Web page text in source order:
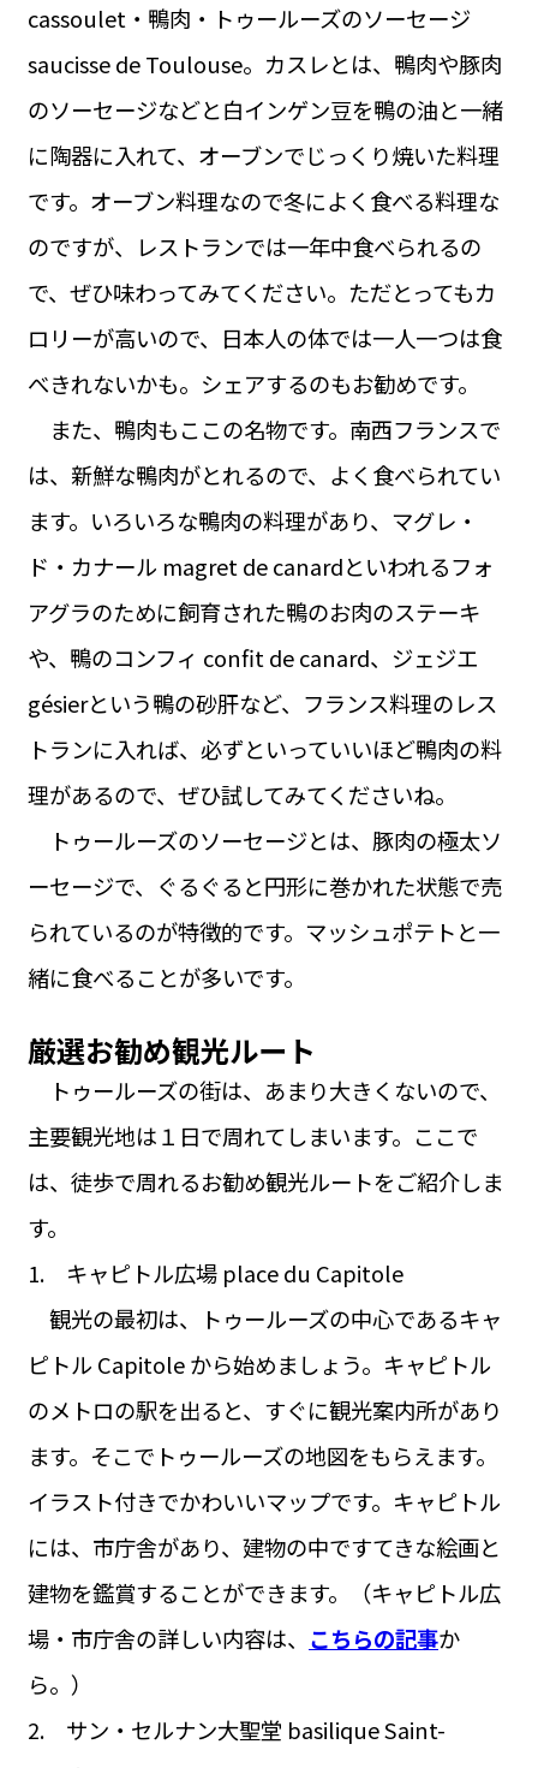
cassoulet・鴨肉・トゥールーズのソーセージ
saucisse de Toulouse。カスレとは、鴨肉や豚肉
のソーセージなどと白インゲン豆を鴨の油と一緒
に陶器に入れて、オーブンでじっくり焼いた料理
です。オーブン料理なので冬によく食べる料理な
のですが、レストランでは一年中食べられるの
で、ぜひ味わってみてください。ただとってもカ
ロリーが高いので、日本人の体では一人一つは食
べきれないかも。シェアするのもお勧めです。
また、鴨肉もここの名物です。南西フランスで
は、新鮮な鴨肉がとれるので、よく食べられてい
ます。いろいろな鴨肉の料理があり、マグレ・
ド・カナール magret de canardといわれるフォ
アグラのために飼育された鴨のお肉のステーキ
や、鴨のコンフィ confit de canard、ジェジエ
gésierという鴨の砂肝など、フランス料理のレス
トランに入れば、必ずといっていいほど鴨肉の料
理があるので、ぜひ試してみてくださいね。
トゥールーズのソーセージとは、豚肉の極太ソ
ーセージで、ぐるぐると円形に巻かれた状態で売
られているのが特徴的です。マッシュポテトと一
緒に食べることが多いです。
厳選お勧め観光ルート
トゥールーズの街は、あまり大きくないので、
主要観光地は１日で周れてしまいます。ここで
は、徒歩で周れるお勧め観光ルートをご紹介しま
す。
1. キャピトル広場 place du Capitole
観光の最初は、トゥールーズの中心であるキャ
ピトル Capitole から始めましょう。キャピトル
のメトロの駅を出ると、すぐに観光案内所があり
ます。そこでトゥールーズの地図をもらえます。
イラスト付きでかわいいマップです。キャピトル
には、市庁舎があり、建物の中ですてきな絵画と
建物を鑑賞することができます。（キャピトル広
場・市庁舎の詳しい内容は、 こちらの記事か
ら。）
2. サン・セルナン大聖堂 basilique Saint-